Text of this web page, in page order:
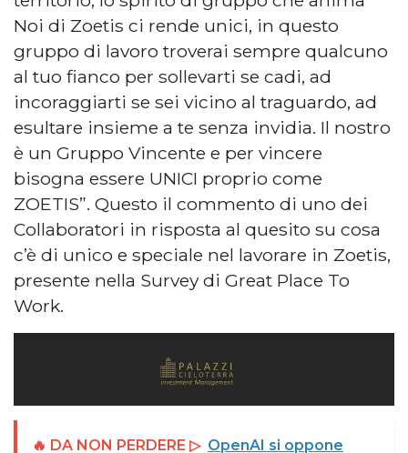
Noi di Zoetis ci rende unici, in questo
gruppo di lavoro troverai sempre qualcuno
al tuo fianco per sollevarti se cadi, ad
incoraggiarti se sei vicino al traguardo, ad
esultare insieme a te senza invidia. Il nostro
è un Gruppo Vincente e per vincere
bisogna essere UNICI proprio come
ZOETIS”. Questo il commento di uno dei
Collaboratori in risposta al quesito su cosa
c’è di unico e speciale nel lavorare in Zoetis,
presente nella Survey di Great Place To
Work.
🔥 DA NON PERDERE ▷ OpenAI si oppone